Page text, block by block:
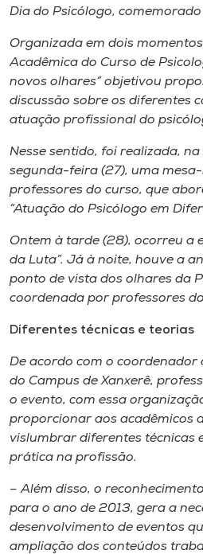
Biblioteca
Editora
Rádio
Museu
Store
Selecione
o idioma
A+
A-
Dia do Psicólogo,
Organizada em dois
Acadêmica do Curso de
novos olhares” objetivou
discussão sobre os diferentes
atuação profissional do
Nesse sentido, foi realizada,
segunda-feira (27), uma
professores do curso, que
“Atuação do Psicólogo em
Ontem à tarde (28), ocorreu a
da Luta”. Já à noite, houve a
ponto de vista dos olhares da
coordenada por professores
Diferentes técnicas e teorias
De acordo com o coordenador
do Campus de Xanxerê,
o evento, com essa
proporcionar aos acadêmicos
vislumbrar diferentes técnicas
prática na profissão.
– Além disso, o
para o ano de 2013, gera a
desenvolvimento de eventos
ampliação dos conteúdos